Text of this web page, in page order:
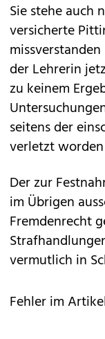
Sie stehe auch
versicherte
der Lehrerin
zu keinem
seitens der
verletzt worden
Der zur
im Übrigen
Fremdenrecht
vermutlich in
Fehler im